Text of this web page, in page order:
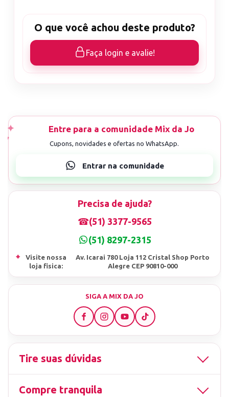
O que você achou deste produto?
Faça login e avalie!
Precisa de ajuda?
☎(51) 3377-9565
(51) 8297-2315
⌖
Visite nossa
loja fisica:
Av. Icarai 780 Loja 112 Cristal Shop Porto
Alegre CEP 90810-000
SIGA A MIX DA JO
Tire suas dúvidas
Compre tranquila